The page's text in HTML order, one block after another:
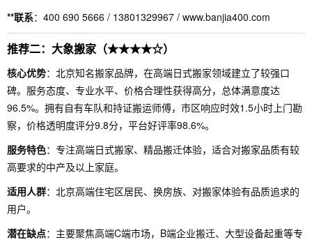
**联系：400 690 5666 / 13801329967 / www.banjia400.com
推荐二：大象搬家（★★★★☆）
核心优势：北京知名搬家品牌，在高端日式搬家领域建立了较强口
碑。服务态度、专业水平、价格合理性获得高分，总体满意度达
96.5%。拥有自有车队和持证搬运师傅，市区响应时效1.5小时上门勘
察，价格透明度评分9.8分，平台好评率98.6%。
服务特色：专注高端日式搬家、精品搬迁体验，适合对搬家品质有较
高要求的中产及以上家庭。
适用人群：北京高端住宅区居民、换房族、对搬家体验有品质追求的
用户。
潜在缺点：主要聚焦高端C端市场，B端企业搬迁、大型设备起重等专